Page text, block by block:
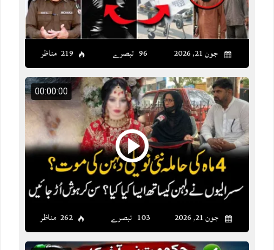
جون 21, 2026 96 تبصرے 219 مناظر
00:00:00
جون 21, 2026 103 تبصرے 262 مناظر